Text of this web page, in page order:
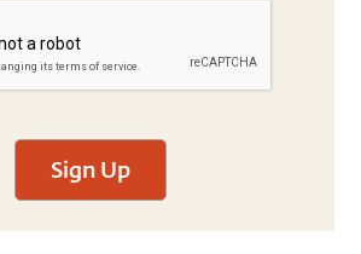
Sign Up